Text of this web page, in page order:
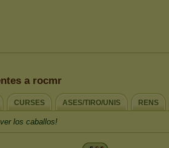
a rocmr
CURSES ASES/TIRO/UNIS RENS
los caballos!